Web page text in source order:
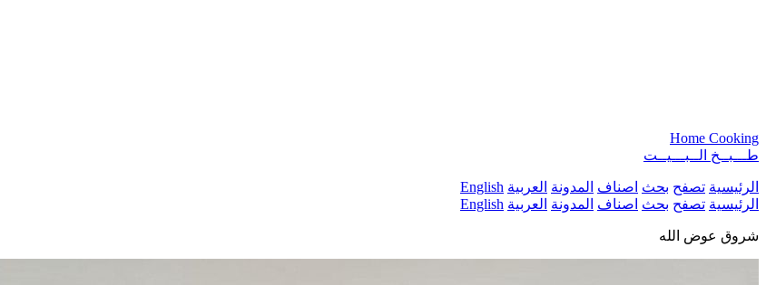
Home Cooking
طـــبــخ الــبـــيــت
الرئيسية تصفح بحث اصناف المدونة العربية English
الرئيسية تصفح بحث اصناف المدونة العربية English
شروق عوض الله